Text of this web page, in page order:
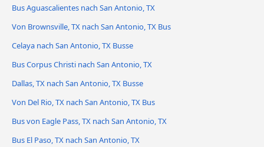
Bus Aguascalientes nach San Antonio, TX
Von Brownsville, TX nach San Antonio, TX Bus
Celaya nach San Antonio, TX Busse
Bus Corpus Christi nach San Antonio, TX
Dallas, TX nach San Antonio, TX Busse
Von Del Rio, TX nach San Antonio, TX Bus
Bus von Eagle Pass, TX nach San Antonio, TX
Bus El Paso, TX nach San Antonio, TX